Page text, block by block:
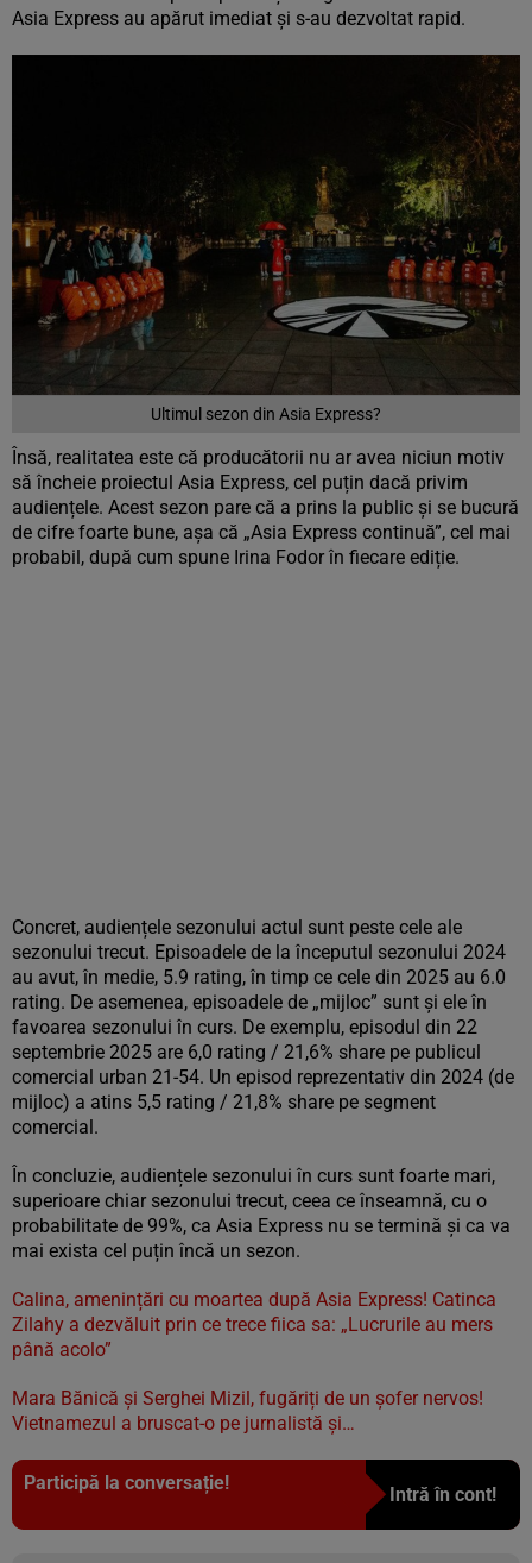
Asia Express au apărut imediat și s-au dezvoltat rapid.
Ultimul sezon din Asia Express?
Însă, realitatea este că producătorii nu ar avea niciun motiv
să încheie proiectul Asia Express, cel puțin dacă privim
audiențele. Acest sezon pare că a prins la public și se bucură
de cifre foarte bune, așa că „Asia Express continuă”, cel mai
probabil, după cum spune Irina Fodor în fiecare ediție.
Concret, audiențele sezonului actul sunt peste cele ale
sezonului trecut. Episoadele de la începutul sezonului 2024
au avut, în medie, 5.9 rating, în timp ce cele din 2025 au 6.0
rating. De asemenea, episoadele de „mijloc” sunt și ele în
favoarea sezonului în curs. De exemplu, episodul din 22
septembrie 2025 are 6,0 rating / 21,6% share pe publicul
comercial urban 21-54. Un episod reprezentativ din 2024 (de
mijloc) a atins 5,5 rating / 21,8% share pe segment
comercial.
În concluzie, audiențele sezonului în curs sunt foarte mari,
superioare chiar sezonului trecut, ceea ce înseamnă, cu o
probabilitate de 99%, ca Asia Express nu se termină și ca va
mai exista cel puțin încă un sezon.
Calina, amenințări cu moartea după Asia Express! Catinca
Zilahy a dezvăluit prin ce trece fiica sa: „Lucrurile au mers
până acolo”
Mara Bănică și Serghei Mizil, fugăriți de un șofer nervos!
Vietnamezul a bruscat-o pe jurnalistă și…
Participă la conversație!
Intră în cont!